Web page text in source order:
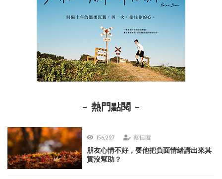
熱門點閱
156,227 蔡佳璇
朋友心情不好，要他把負面情緒講出來其
實沒幫助？